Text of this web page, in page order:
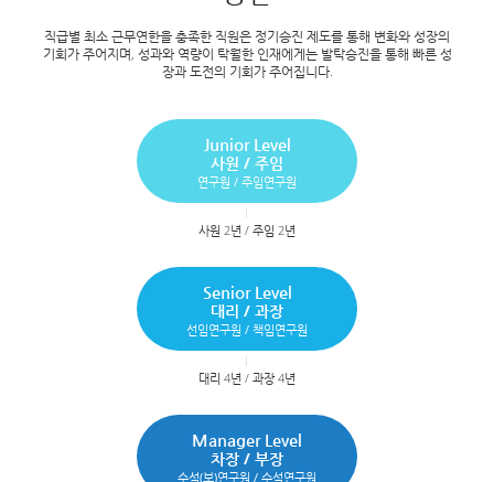
직급별 최소 근무연한을 충족한 직원은 정기승진 제도를 통해 변화와 성장의
기회가 주어지며, 성과와 역량이 탁월한 인재에게는 발탁승진을 통해 빠른 성
장과 도전의 기회가 주어집니다.
Junior Level
사원 / 주임
연구원 / 주임연구원
사원 2년 / 주임 2년
Senior Level
대리 / 과장
선임연구원 / 책임연구원
대리 4년 / 과장 4년
Manager Level
차장 / 부장
수석(보)연구원 / 수석연구원